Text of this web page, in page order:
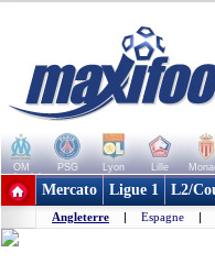
OM PSG Lyon Lille
+ de clubs
Mercato Ligue 1 L2/
Angleterre | Espagne |